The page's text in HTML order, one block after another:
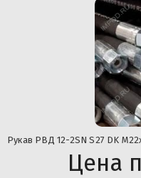
Рукав РВД 12-2SN S27 DK
Цена